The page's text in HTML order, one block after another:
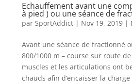
Echauffement avant une
à pied ) ou une séance de
par SportAddict| Nov 19, 2019|
Avant une séance de fractionné
800/1000 m – course sur route
muscles et les articulations ont
chauds afin d’encaisser la